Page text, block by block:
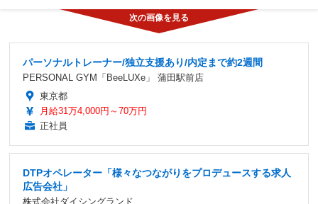
パーソナルトレーナー/独立支援あり/内定まで約2週間
PERSONAL GYM「BeeLUXe」 蒲田駅前店
東京都
月給31万4,000円～70万円
正社員
DTPオペレーター「様々なつながりをプロデュースする求人
広告会社」
株式会社ダイシングランド